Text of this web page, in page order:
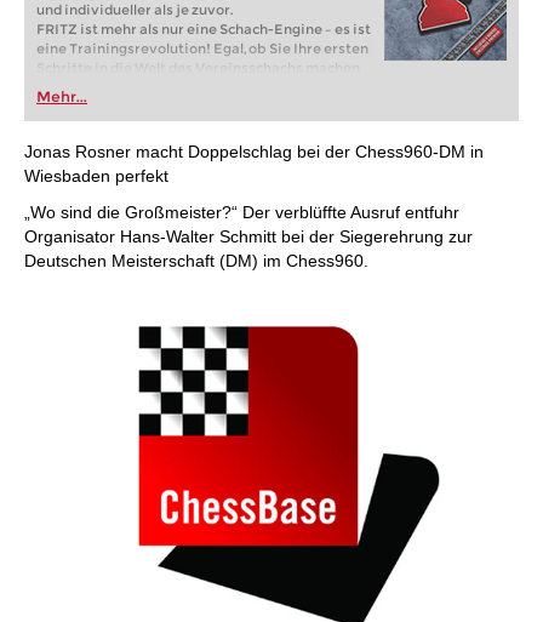
und individueller als je zuvor.
FRITZ ist mehr als nur eine Schach-Engine – es ist
eine Trainingsrevolution! Egal, ob Sie Ihre ersten
Schritte in die Welt des Vereinsschachs machen
oder bereits auf Turnierniveau spielen: Mit
FRITZ trainieren Sie effizienter, intelligenter und
individueller als je zuvor.
Mehr...
Jonas Rosner macht Doppelschlag bei der Chess960-DM in
Wiesbaden perfekt
„Wo sind die Großmeister?“ Der verblüffte Ausruf entfuhr
Organisator Hans-Walter Schmitt bei der Siegerehrung zur
Deutschen Meisterschaft (DM) im Chess960.